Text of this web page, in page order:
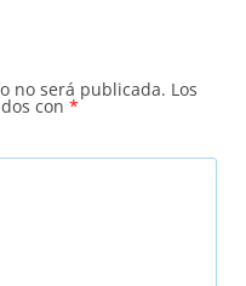
no será publicada. Los
con *